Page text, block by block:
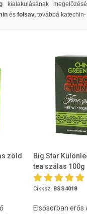
kialakulásának
és folsav, továbbá
zöld
Big Star
tea szálas 100g
Cikksz. BSS4018
Elsősorban erős